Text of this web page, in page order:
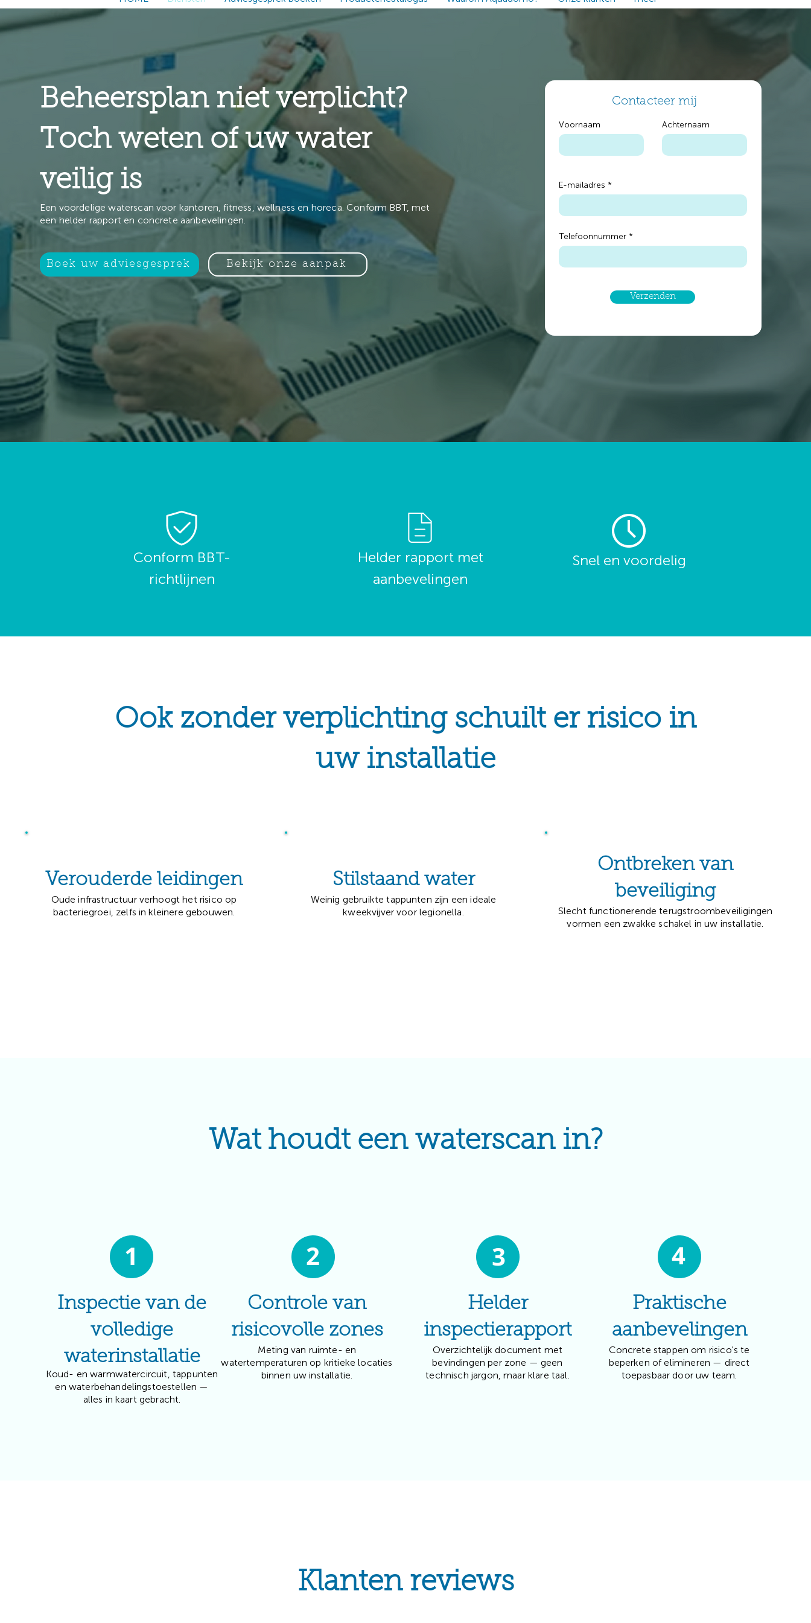
Beheersplan niet verplicht?
Toch weten of uw water
veilig is
Een voordelige waterscan voor kantoren, fitness, wellness en horeca. Conform BBT, met
een helder rapport en concrete aanbevelingen.
Boek uw adviesgesprek Bekijk onze aanpak
Contacteer mij
Voornaam Achternaam
E-mailadres
Telefoonnummer
Verzenden
Conform BBT-
richtlijnen
Helder rapport met
aanbevelingen
Snel en voordelig
Ook zonder verplichting schuilt er risico in
uw installatie
Verouderde leidingen
Oude infrastructuur verhoogt het risico op
bacteriegroei, zelfs in kleinere gebouwen.
Stilstaand water
Weinig gebruikte tappunten zijn een ideale
kweekvijver voor legionella.
Ontbreken van
beveiliging
Slecht functionerende terugstroombeveiligingen
vormen een zwakke schakel in uw installatie.
Wat houdt een waterscan in?
Inspectie van de
volledige
waterinstallatie
Koud- en warmwatercircuit, tappunten
en waterbehandelingstoestellen —
alles in kaart gebracht.
Controle van
risicovolle zones
Meting van ruimte- en
watertemperaturen op kritieke locaties
binnen uw installatie.
Helder
inspectierapport
Overzichtelijk document met
bevindingen per zone — geen
technisch jargon, maar klare taal.
Praktische
aanbevelingen
Concrete stappen om risico's te
beperken of elimineren — direct
toepasbaar door uw team.
Klanten reviews